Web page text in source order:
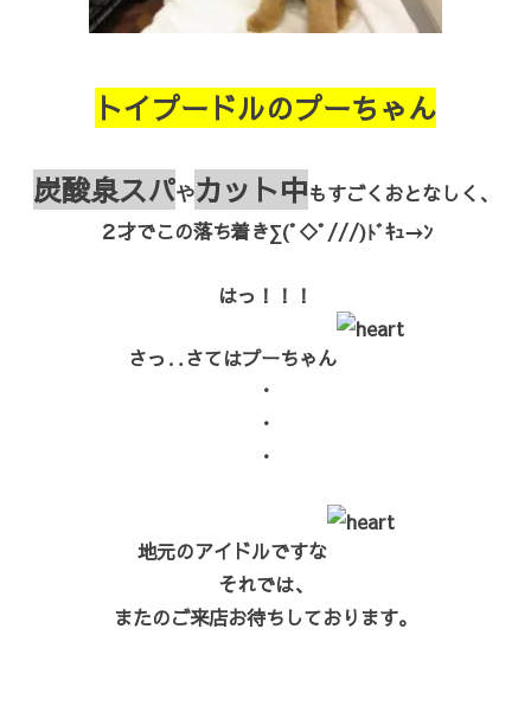
トイプードルのプーちゃん
炭酸泉スパやカット中もすごくおとなしく、
２才でこの落ち着き∑(ﾟ◇ﾟ///)ﾄﾞｷｭ→ﾝ
はっ！！！
さっ‥さてはプーちゃん
・
・
・
地元のアイドルですな
それでは、
またのご来店お待ちしております。